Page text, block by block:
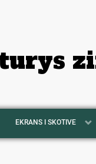
EKRANS I SKOTIVE